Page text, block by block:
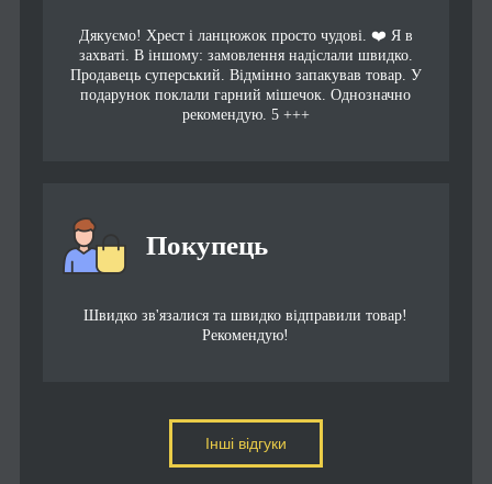
Дякуємо! Хрест і ланцюжок просто чудові. ❤️ Я в
захваті. В іншому: замовлення надіслали швидко.
Продавець суперський. Відмінно запакував товар. У
подарунок поклали гарний мішечок. Однозначно
рекомендую. 5 +++
Покупець
Швидко зв'язалися та швидко відправили товар!
Рекомендую!
Інші відгуки